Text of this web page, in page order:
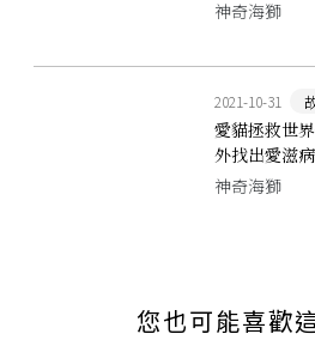
神奇海獅
2021-10-31
愛貓拯救世
外找出愛滋
神奇海獅
您也可能喜歡